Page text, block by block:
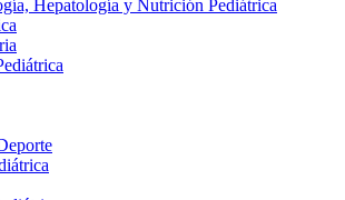
Hepatología y Nutrición Pediátrica